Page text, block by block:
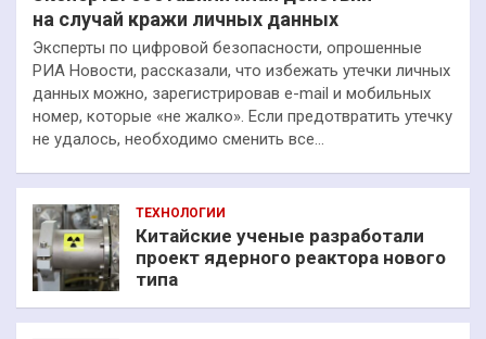
на случай кражи личных данных
Эксперты по цифровой безопасности, опрошенные
РИА Новости, рассказали, что избежать утечки личных
данных можно, зарегистрировав e-mail и мобильных
номер, которые «не жалко». Если предотвратить утечку
не удалось, необходимо сменить все…
ТЕХНОЛОГИИ
Китайские ученые разработали
проект ядерного реактора нового
типа